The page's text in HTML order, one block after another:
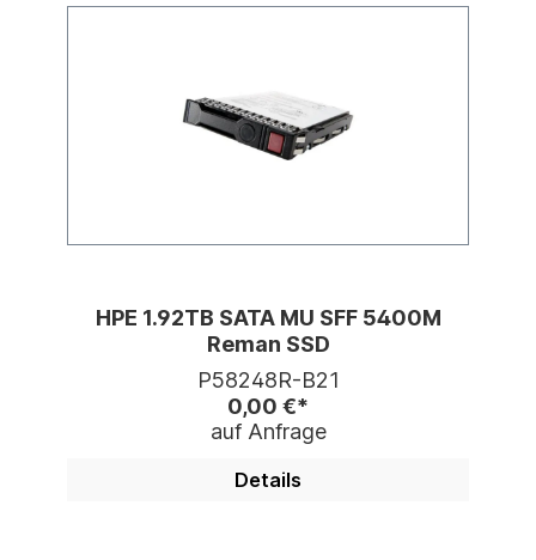
HPE 1.92TB SATA MU SFF 5400M
Reman SSD
P58248R-B21
0,00 €*
auf Anfrage
Details